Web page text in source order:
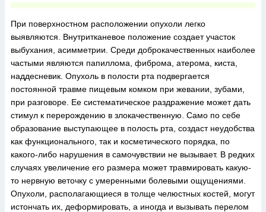
При поверхностном расположении опухоли легко
выявляются. Внутритканевое положение создает участок
выбухания, асимметрии. Среди доброкачественных наиболее
частыми являются папиллома, фиброма, атерома, киста,
наддесневик. Опухоль в полости рта подвергается
постоянной травме пищевым комком при жевании, зубами,
при разговоре. Ее систематическое раздражение может дать
стимул к перерождению в злокачественную. Само по себе
образование выступающее в полость рта, создаст неудобства
как функционального, так и косметического порядка, по
какого-либо нарушения в самочувствии не вызывает. В редких
случаях увеличение его размера может травмировать какую-
то нервную веточку с умеренными болевыми ощущениями.
Опухоли, располагающиеся в толще челюстных костей, могут
истончать их, деформировать, а иногда и вызывать перелом